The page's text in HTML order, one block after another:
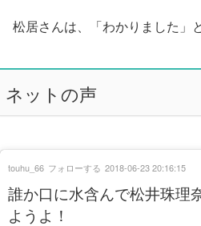
松居さんは、「わかりました」
ネットの声
誰か口に水含んで松井珠理
ようよ！
touhu_66 フォローする 2018-06-23 20:16:15